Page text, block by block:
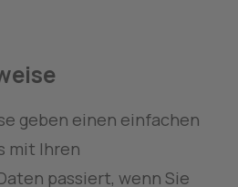
geben einen einfachen
mit Ihren
passiert, wenn Sie